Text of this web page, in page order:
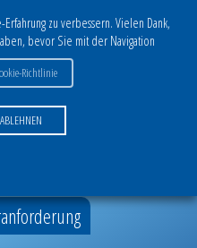
die
zu verbessern. Vielen Dank,
bevor Sie mit der Navigation
Richtlinie